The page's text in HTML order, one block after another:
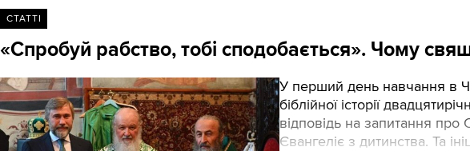
СТАТТІ
«Спробуй рабство, тобі сподобається». Чому
У перший день навчання в
біблійної історії
відповідь на запитання про
Євангеліє з дитинства. Та